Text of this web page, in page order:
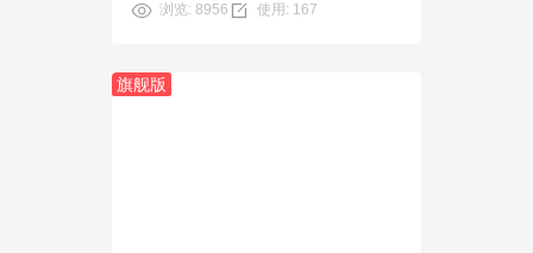
浏览: 8956 使用: 167
旗舰版